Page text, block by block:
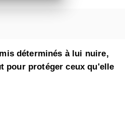
déterminés à lui nuire,
pour protéger ceux qu'elle